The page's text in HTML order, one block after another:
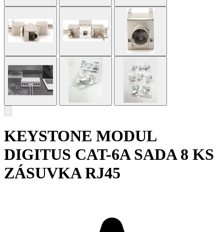
KEYSTONE MODUL
DIGITUS CAT-6A SADA 8 KS
ZÁSUVKA RJ45